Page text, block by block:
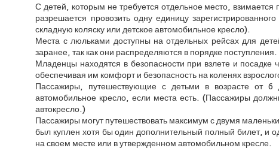
С детей, которым не требуется отдельное место,
разрешается провозить одну единицу
складную коляску или детское автомобильное кресло).
Места с люльками доступны на отдельных рейсах для
заранее, так как они распределяются в порядке поступления.
Младенцы находятся в безопасности при взлете и посадке
обеспечивая им комфорт и безопасность на коленях
Пассажиры, путешествующие с детьми в возрасте от 6
автомобильное кресло, если места есть. (Пассажиры
автокресло.)
Пассажиры могут путешествовать максимум с двумя
был куплен хотя бы один дополнительный полный билет, и
на своем месте или в утвержденном автомобильном кресле.